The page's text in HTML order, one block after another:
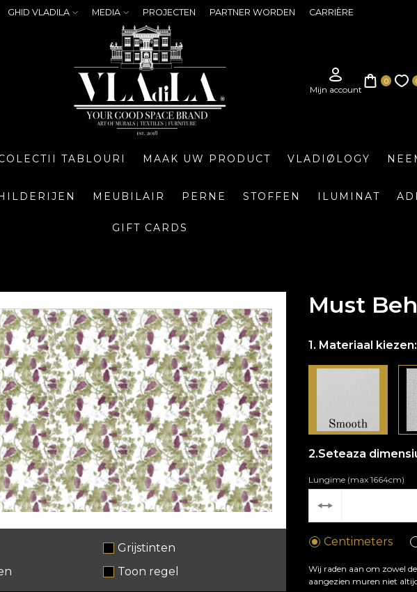
GHID VLADILA MEDIA PROJECTEN PARTNER WORDEN CARRIÈRE
TABLOURI MAAK UW PRODUCT VLADIØLOGY
MEUBILAIR PERNE STOFFEN ILUMINAT
GIFT CARDS
Grijstinten
Toon regel
Must
Materiaal
Seteaza
Lungime (max 1664cm)
Centimeters
Wij raden aan om zowel
aangezien muren niet